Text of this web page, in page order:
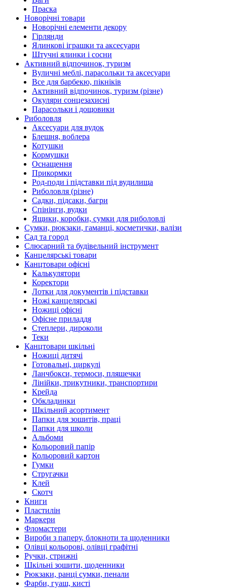
Праска
Новорічні товари
Новорічні елементи декору
Гірлянди
Ялинкові іграшки та аксесуари
Штучні ялинки і сосни
Активний відпочинок, туризм
Вуличні меблі, парасольки та аксесуари
Все для барбекю, пікніків
Активний відпочинок, туризм (різне)
Окуляри сонцезахисні
Парасольки і дощовики
Риболовля
Аксесуари для вудок
Блешня, воблера
Котушки
Кормушки
Оснащення
Прикормки
Род-поди і підставки під вудилища
Риболовля (різне)
Садки, підсаки, багри
Спінінги, вудки
Ящики, коробки, сумки для риболовлі
Сумки, рюкзаки, гаманці, косметички, валізи
Сад та город
Слюсарний та будівельний інструмент
Канцелярські товари
Канцтовари офісні
Калькулятори
Коректори
Лотки для документів і підставки
Ножі канцелярські
Ножиці офісні
Офісне приладдя
Степлери, дироколи
Теки
Канцтовари шкільні
Ножиці дитячі
Готовальні, циркулі
Ланчбокси, термоси, пляшечки
Лінійки, трикутники, транспортири
Крейда
Обкладинки
Шкільний асортимент
Папки для зошитів, праці
Папки для школи
Альбоми
Кольоровий папір
Кольоровий картон
Гумки
Стругачки
Клей
Скотч
Книги
Пластилін
Маркери
Фломастери
Вироби з паперу, блокноти та щоденники
Олівці кольорові, олівці графітні
Ручки, стрижні
Шкільні зошити, щоденники
Рюкзаки, ранці сумки, пенали
Фарби, гуаш, кисті